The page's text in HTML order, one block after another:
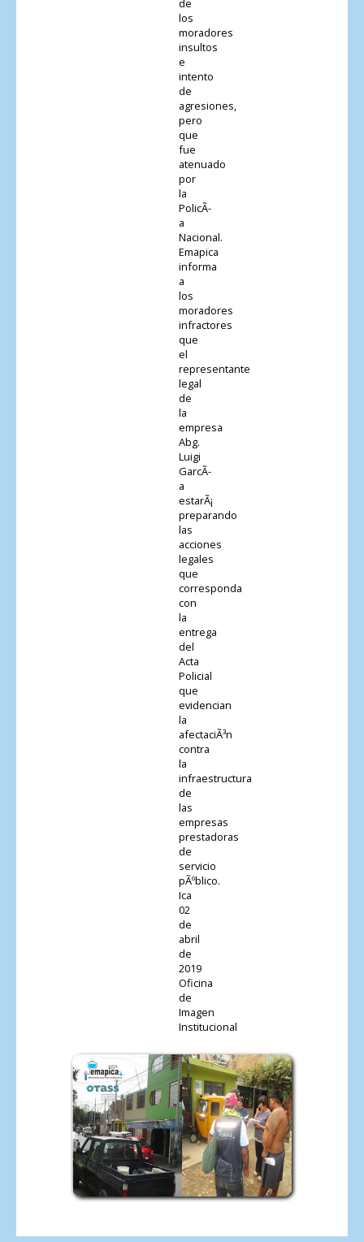
de
los
moradores
insultos
e
intento
de
agresiones,
pero
que
fue
atenuado
por
la
PolicÃ­
a
Nacional.
Emapica
informa
a
los
moradores
infractores
que
el
representante
legal
de
la
empresa
Abg.
Luigi
GarcÃ­
a
estarÃ¡
preparando
las
acciones
legales
que
corresponda
con
la
entrega
del
Acta
Policial
que
evidencian
la
afectaciÃ³n
contra
la
infraestructura
de
las
empresas
prestadoras
de
servicio
pÃºblico.
Ica
02
de
abril
de
2019
Oficina
de
Imagen
Institucional